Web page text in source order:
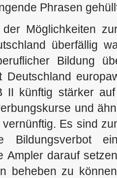
Phrasen
Möglichkeiten
überfällig
Bildung
Deutschland
II künftig stärker
und
Es sind
Bildungsverbot
Ampler darauf
beheben zu